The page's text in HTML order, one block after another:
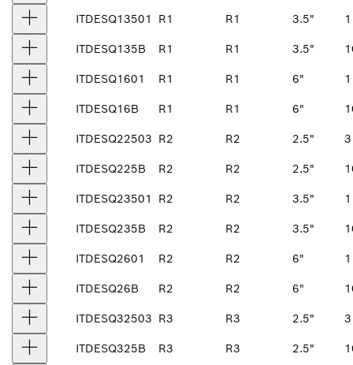
ITDESQ13501 R1 R1 3.5" 1
ITDESQ135B R1 R1 3.5"
ITDESQ1601 R1 R1 6" 1
ITDESQ16B R1 R1 6"
ITDESQ22503 R2 R2 2.5" 3
ITDESQ225B R2 R2 2.5"
ITDESQ23501 R2 R2 3.5" 1
ITDESQ235B R2 R2 3.5"
ITDESQ2601 R2 R2 6" 1
ITDESQ26B R2 R2 6"
ITDESQ32503 R3 R3 2.5" 3
ITDESQ325B R3 R3 2.5"